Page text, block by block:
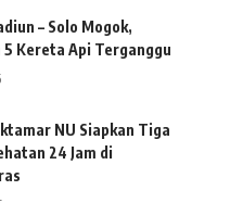
– Solo Mogok,
Kereta Api Terganggu
NU Siapkan Tiga
24 Jam di